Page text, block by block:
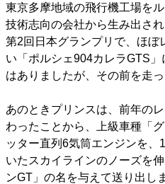
東京多摩地域の飛行機工場を
技術志向の会社から生み出さ
第2回日本グランプリで、ほぼ
い「ポルシェ904カレラGTS
はありましたが、その前を走っ
あのときプリンスは、前年の
わったことから、上級車種「
ッター直列6気筒エンジンを、
いたスカイラインのノーズを
ンGT」の名を与えて送り出し